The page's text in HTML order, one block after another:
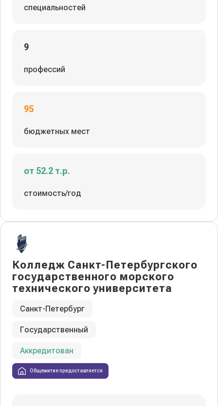
специальностей
9
профессий
95
бюджетных мест
от 52.2 т.р.
стоимость/год
Колледж Санкт-Петербургского
государственного морского
технического университета
Санкт-Петербург
Государственный
Аккредитован
Общежитие предоставляется